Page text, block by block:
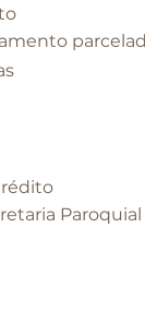
Paroquial